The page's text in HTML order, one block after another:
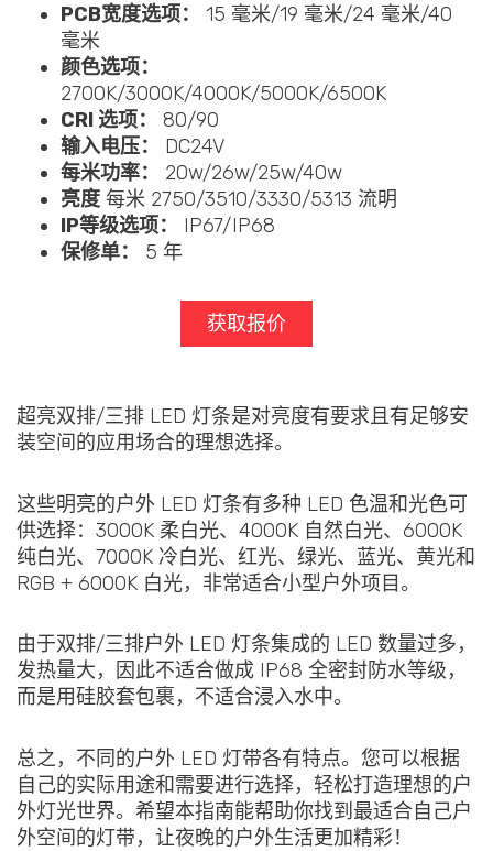
PCB宽度选项：
15 毫米/19 毫米/24 毫米/40
毫米
颜色选项：
2700K/3000K/4000K/5000K/6500K
CRI 选项：
80/90
输入电压：
DC24V
每米功率：
20w/26w/25w/40w
亮度 每米 2750/3510/3330/5313 流明
IP等级选项：
IP67/IP68
保修单：
5 年
获取报价
超亮双排/三排 LED 灯条是对亮度有要求且有足够安
装空间的应用场合的理想选择。
这些明亮的户外 LED 灯条有多种 LED 色温和光色可
供选择：3000K 柔白光、4000K 自然白光、6000K
纯白光、7000K 冷白光、红光、绿光、蓝光、黄光和
RGB + 6000K 白光，非常适合小型户外项目。
由于双排/三排户外 LED 灯条集成的 LED 数量过多，
发热量大，因此不适合做成 IP68 全密封防水等级，
而是用硅胶套包裹，不适合浸入水中。
总之，不同的户外 LED 灯带各有特点。您可以根据
自己的实际用途和需要进行选择，轻松打造理想的户
外灯光世界。希望本指南能帮助你找到最适合自己户
外空间的灯带，让夜晚的户外生活更加精彩！